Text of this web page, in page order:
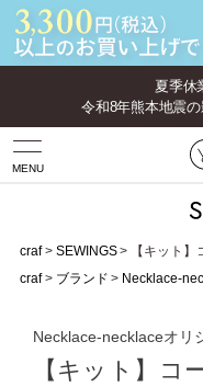
夏季休
令和8年熊本地震
MENU
craf SEWINGS
【キット
craf
ブランド Necklace-
Necklace-necklaceオリ
【キット】コ